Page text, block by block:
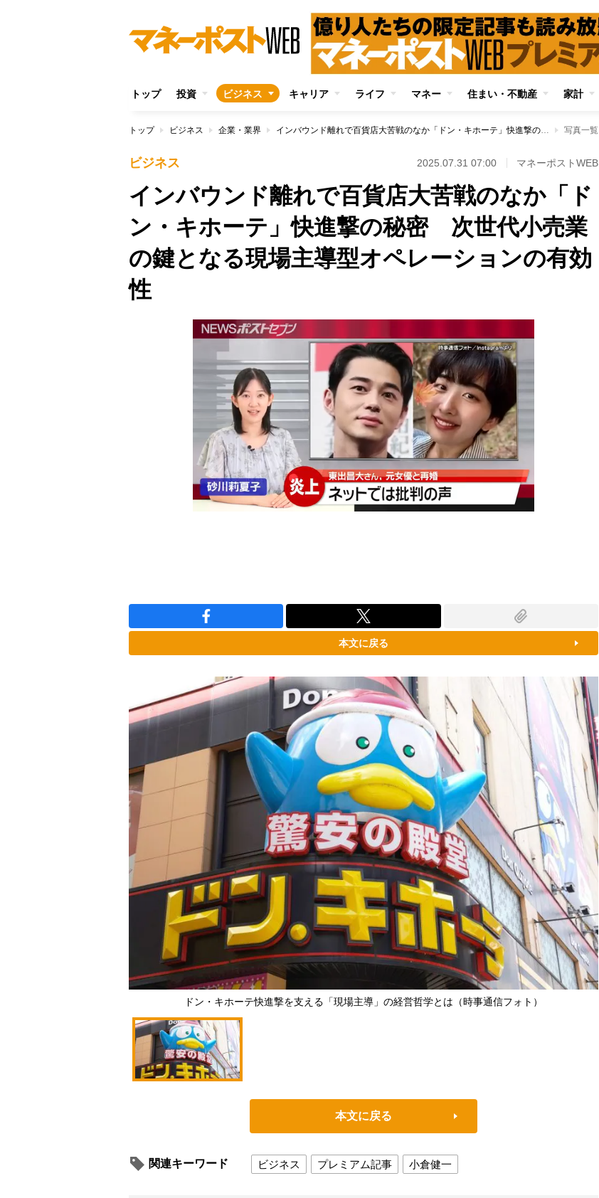
トップ 投資 ビジネス キャリア ライフ マネー 住まい・不動産 家計
トップ ビジネス 企業・業界 インバウンド離れで百貨店大苦戦のなか「ドン・キホーテ」快進撃の秘密 次世代小売業の鍵となる現場主導型オペレーションの有効性 写真一覧
ビジネス 2025.07.31 07:00 マネーポストWEB
インバウンド離れで百貨店大苦戦のなか「ド
ン・キホーテ」快進撃の秘密 次世代小売業
の鍵となる現場主導型オペレーションの有効
性
本文に戻る
ドン・キホーテ快進撃を支える「現場主導」の経営哲学とは（時事通信フォト）
本文に戻る
関連キーワード ビジネス プレミアム記事 小倉健一